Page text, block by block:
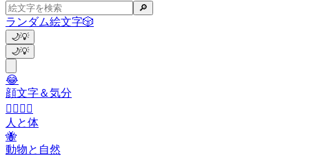
🔎
ランダム絵文字🎲
🌙💡
🌙💡
😂
顔文字＆気分
👩‍❤️‍💋‍👨
人と体
🐝
動物と自然